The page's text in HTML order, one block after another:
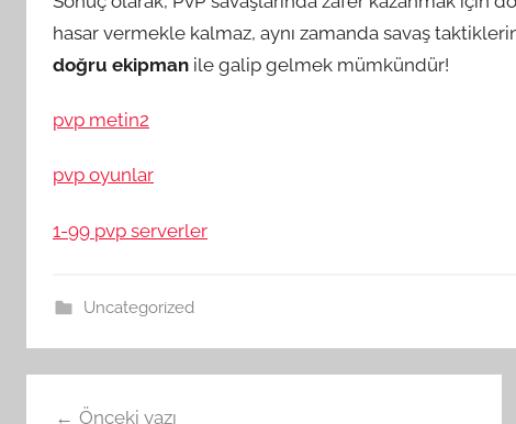
hasar vermekle kalmaz, aynı zamanda savaş
doğru ekipman ile galip gelmek mümkündür!
pvp metin2
pvp oyunlar
1-99 pvp serverler
Uncategorized
Önceki yazı